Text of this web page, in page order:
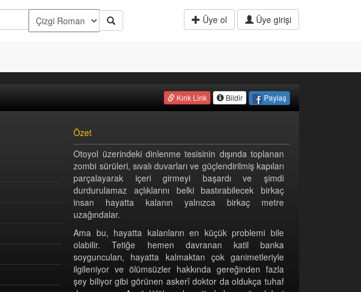
Üye ol Üye girişi
Kırık Link Bildir Paylaş
Özet
Otoyol üzerindeki dinlenme tesisinin dışında toplanan
zombi sürüleri, sıvalı duvarları ve güçlendirilmiş kapıları
parçalayarak içeri girmeyi başardı ve şimdi
durdurulamaz açlıklarını belki bastırabilecek birkaç
insan hayatta kalanın yalnızca birkaç metre
uzağındalar.
Ama bu, hayatta kalanların en küçük problemi bile
olabilir. Tetiğe hemen davranan katil banka
soyguncuları, hayatta kalmaktan çok ganimetleriyle
ilgileniyor ve ölümsüzler hakkında gereğinden fazla
şey biliyor gibi görünen askerî doktor da oldukça tuhaf